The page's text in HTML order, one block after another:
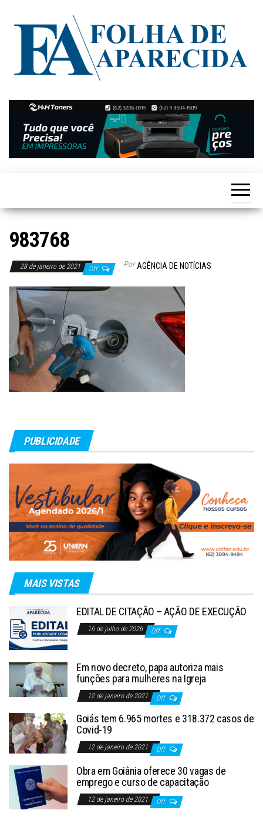
Folha de
Aparecida
Notícias
de
Aparecida
de
Goiânia
983768
28 de janeiro de 2021 Off Por AGÊNCIA DE NOTÍCIAS
PUBLICIDADE
MAIS VISTAS
EDITAL DE CITAÇÃO – AÇÃO DE EXECUÇÃO
16 de julho de 2026 Off
Em novo decreto, papa autoriza mais
funções para mulheres na Igreja
12 de janeiro de 2021 Off
Goiás tem 6.965 mortes e 318.372 casos de
Covid-19
12 de janeiro de 2021 Off
Obra em Goiânia oferece 30 vagas de
emprego e curso de capacitação
12 de janeiro de 2021 Off